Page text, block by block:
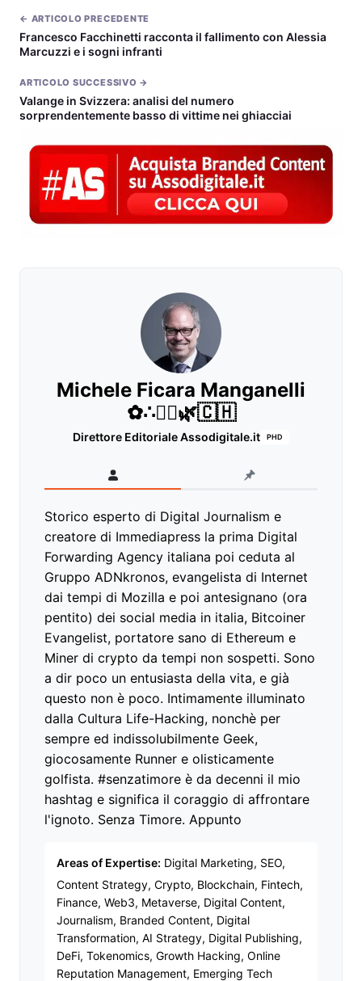
← ARTICOLO PRECEDENTE
Francesco Facchinetti racconta il fallimento con Alessia
Marcuzzi e i sogni infranti
ARTICOLO SUCCESSIVO →
Valange in Svizzera: analisi del numero
sorprendentemente basso di vittime nei ghiacciai
Michele Ficara Manganelli
✿∴♛🌿🇨🇭
Direttore Editoriale Assodigitale.it PHD
Storico esperto di Digital Journalism e
creatore di Immediapress la prima Digital
Forwarding Agency italiana poi ceduta al
Gruppo ADNkronos, evangelista di Internet
dai tempi di Mozilla e poi antesignano (ora
pentito) dei social media in italia, Bitcoiner
Evangelist, portatore sano di Ethereum e
Miner di crypto da tempi non sospetti. Sono
a dir poco un entusiasta della vita, e già
questo non è poco. Intimamente illuminato
dalla Cultura Life-Hacking, nonchè per
sempre ed indissolubilmente Geek,
giocosamente Runner e olisticamente
golfista. #senzatimore è da decenni il mio
hashtag e significa il coraggio di affrontare
l'ignoto. Senza Timore. Appunto
Areas of Expertise: Digital Marketing, SEO,
Content Strategy, Crypto, Blockchain, Fintech,
Finance, Web3, Metaverse, Digital Content,
Journalism, Branded Content, Digital
Transformation, AI Strategy, Digital Publishing,
DeFi, Tokenomics, Growth Hacking, Online
Reputation Management, Emerging Tech